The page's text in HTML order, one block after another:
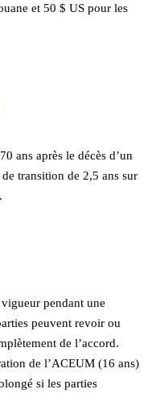
et 50 $ US pour les
ans après le décès d’un
transition de 2,5 ans sur
pendant une
peuvent revoir ou
de l’accord.
de l’ACEUM (16 ans)
si les parties